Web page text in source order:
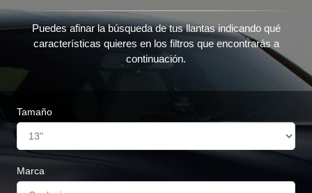
Puedes afinar la búsqueda de tus llantas indicando qué
características quieres en los filtros que encontrarás a
continuación.
Tamaño
Marca